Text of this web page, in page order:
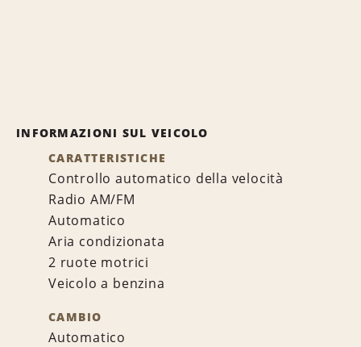
INFORMAZIONI SUL VEICOLO
CARATTERISTICHE
Controllo automatico della velocità
Radio AM/FM
Automatico
Aria condizionata
2 ruote motrici
Veicolo a benzina
CAMBIO
Automatico